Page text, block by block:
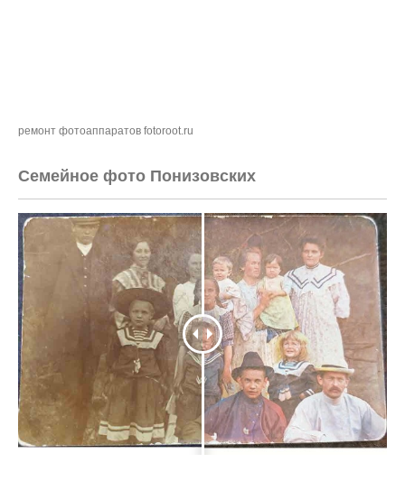
ремонт фотоаппаратов fotoroot.ru
Семейное фото Понизовских